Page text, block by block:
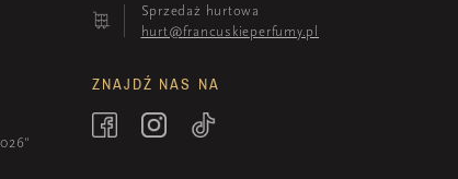
Sprzedaż hurtowa
hurt@francuskieperfumy.pl
ZNAJDŹ NAS NA